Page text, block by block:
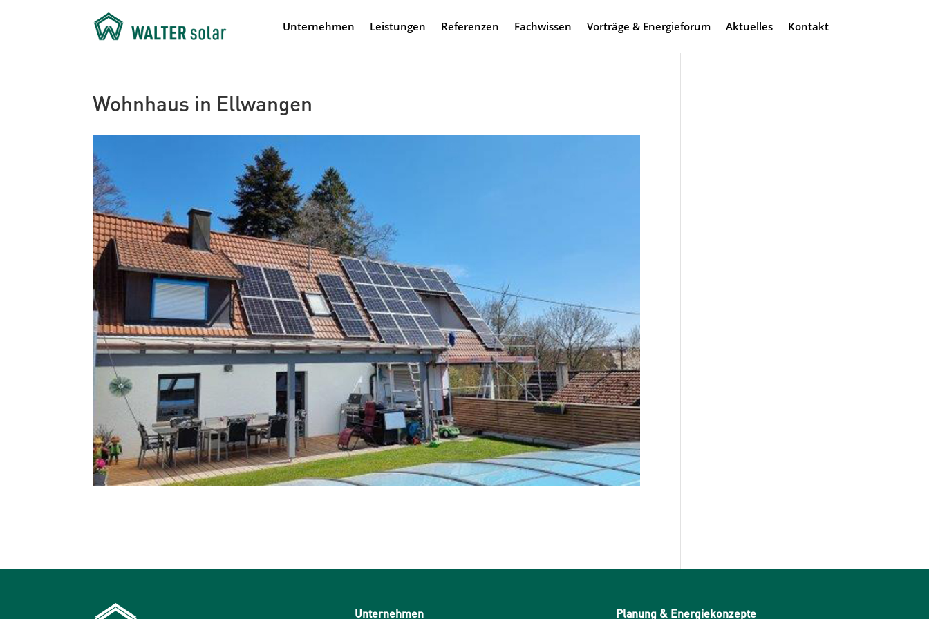
Unternehmen Leistungen Referenzen Fachwissen Vorträge & Energieforum Aktuelles Kontakt
Wohnhaus in Ellwangen
Unternehmen Planung & Energiekonzepte